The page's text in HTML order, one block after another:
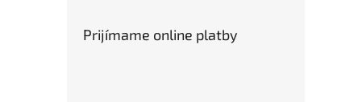
Prijímame online platby